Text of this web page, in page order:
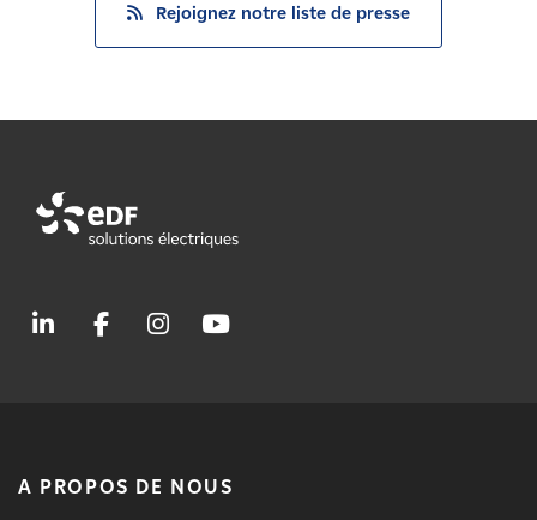
Rejoignez notre liste de presse
A PROPOS DE NOUS